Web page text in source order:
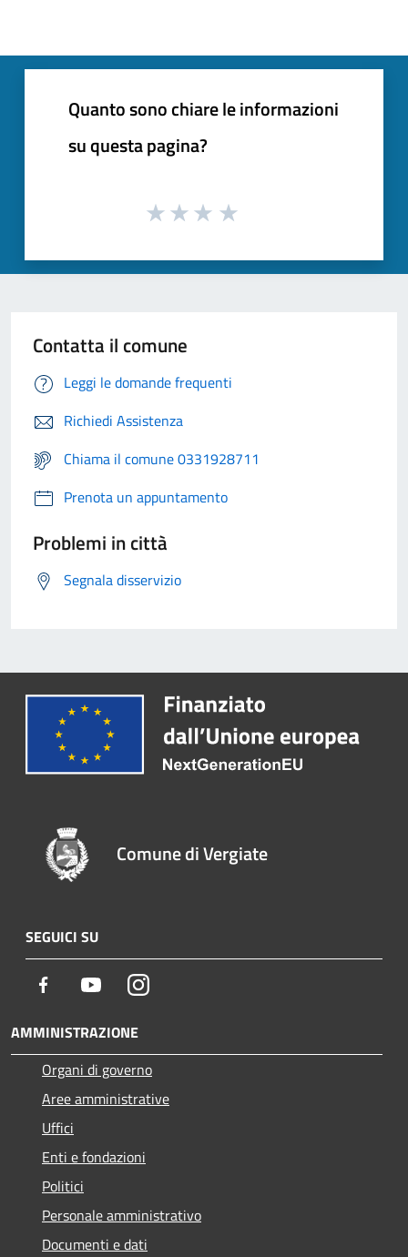
Quanto sono chiare le informazioni
su questa pagina?
Contatta il comune
Leggi le domande frequenti
Richiedi Assistenza
Chiama il comune 0331928711
Prenota un appuntamento
Problemi in città
Segnala disservizio
Comune di Vergiate
SEGUICI SU
Facebook YoutubeInstagram
AMMINISTRAZIONE
Organi di governo
Aree amministrative
Uffici
Enti e fondazioni
Politici
Personale amministrativo
Documenti e dati